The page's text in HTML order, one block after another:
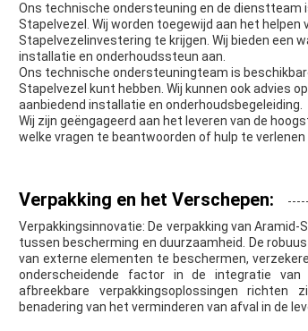
Ons technische ondersteuning en de dienstteam
Stapelvezel. Wij worden toegewijd aan het
Stapelvezelinvestering te krijgen. Wij bieden een
installatie en onderhoudssteun aan.
Ons technische ondersteuningteam is
Stapelvezel kunt hebben. Wij kunnen ook advies
aanbiedend installatie en onderhoudsbegeleiding.
Wij zijn geëngageerd aan het leveren van de
welke vragen te beantwoorden of hulp te verlenen
Verpakking en het Verschepen:
Verpakkingsinnovatie: De verpakking van
tussen bescherming en duurzaamheid. De
van externe elementen te beschermen,
onderscheidende factor in de integratie van
afbreekbare verpakkingsoplossingen richten
benadering van het verminderen van afval in de